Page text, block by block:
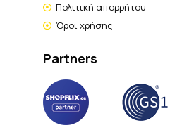
Πολιτική απορρήτου
Όροι χρήσης
Partners